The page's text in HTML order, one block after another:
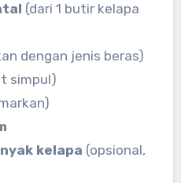
(dari 1 butir kelapa
dengan jenis beras)
simpul)
kelapa (opsional,